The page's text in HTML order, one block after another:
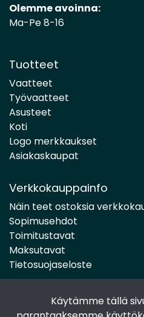
Käytämme tällä
Olemme avoinna:
Ma-Pe 8-16
Tuotteet
Vaatteet
Työvaatteet
Asusteet
Koti
Logo merkkaukset
Asiakaskaupat
Verkkokauppainfo
Näin teet ostoksia
Sopimusehdot
Toimitustavat
Maksutavat
Tietosuojaseloste
Seuraa sosiaalisessa